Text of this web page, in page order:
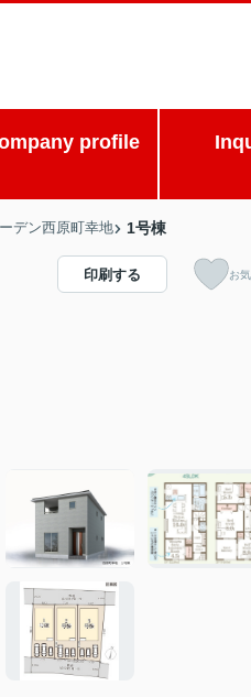
profile
デン西原町幸地 1号棟
印刷する お